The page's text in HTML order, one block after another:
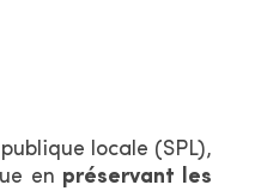
locale (SPL),
en préservant les